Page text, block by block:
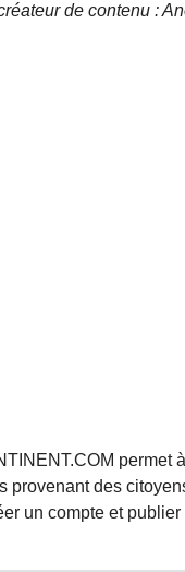
de contenu :
permet
provenant des
un compte et